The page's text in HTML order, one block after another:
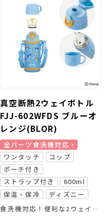
真空断熱2ウェイボトル
FJJ-602WFDS ブルーオ
レンジ(BLOR)
全パーツ食洗機対応
ワンタッチ
コップ
ポーチ付き
ストラップ付き
600ml
保温・保冷
ディズニー
食洗機対応！便利な2ウェイボトル